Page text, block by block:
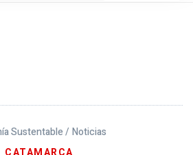
Sustentable / Noticias